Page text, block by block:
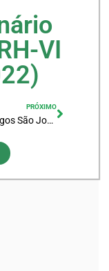
VI
PRÓXIMO
Revista Lagos São João 18 anos de História